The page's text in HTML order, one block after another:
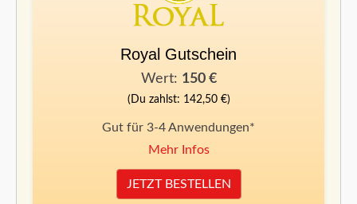
Royal Gutschein
Wert: 150 €
(Du zahlst: 142,50 €)
Gut für 3-4 Anwendungen*
Mehr Infos
JETZT BESTELLEN